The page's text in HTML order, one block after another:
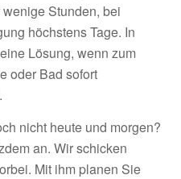
Stunden, bei
höchstens Tage. In
Lösung, wenn zum
oder Bad sofort
nicht heute und morgen?
an. Wir schicken
Mit ihm planen Sie